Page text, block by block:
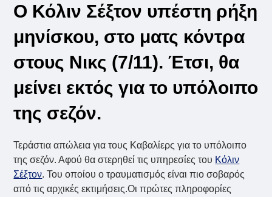
Ο Κόλιν Σέξτον υπέστη ρήξη
μηνίσκου, στο ματς κόντρα
στους Νικς (7/11). Έτσι, θα
μείνει εκτός για το υπόλοιπο
της σεζόν.
Τεράστια απώλεια για τους Καβαλίερς για το υπόλοιπο
της σεζόν. Αφού θα στερηθεί τις υπηρεσίες του Κόλιν
Σέξτον. Του οποίου ο τραυματισμός είναι πιο σοβαρός
από τις αρχικές εκτιμήσεις.Οι πρώτες πληροφορίες